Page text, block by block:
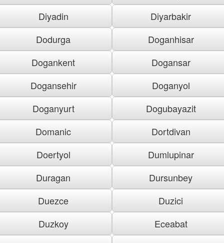
Diyadin
Diyarbakir
Dodurga
Doganhisar
Dogankent
Dogansar
Dogansehir
Doganyol
Doganyurt
Dogubayazit
Domanic
Dortdivan
Doertyol
Dumlupinar
Duragan
Dursunbey
Duezce
Duzici
Duzkoy
Eceabat